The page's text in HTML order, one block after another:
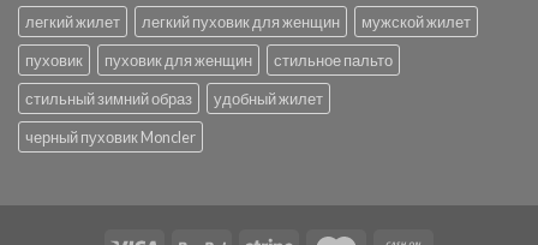
легкий жилет
легкий пуховик для женщин
мужской жилет
пуховик
пуховик для женщин
стильное пальто
стильный зимний образ
удобный жилет
черный пуховик Moncler